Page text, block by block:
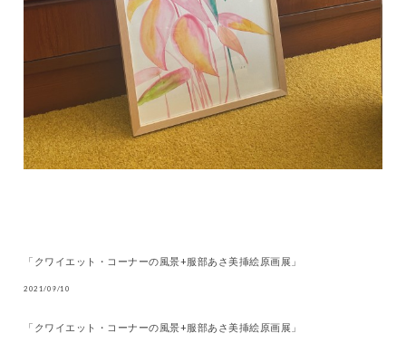
「クワイエット・コーナーの風景+服部あさ美挿絵原画展」
2021/09/10
「クワイエット・コーナーの風景+服部あさ美挿絵原画展」